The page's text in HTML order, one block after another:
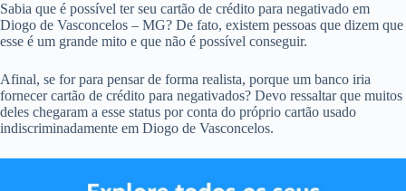
Sabia que é possível ter seu cartão de crédito para negativado em
Diogo de Vasconcelos – MG? De fato, existem pessoas que dizem que
esse é um grande mito e que não é possível conseguir.
Afinal, se for para pensar de forma realista, porque um banco iria
fornecer cartão de crédito para negativados? Devo ressaltar que muitos
deles chegaram a esse status por conta do próprio cartão usado
indiscriminadamente em Diogo de Vasconcelos.